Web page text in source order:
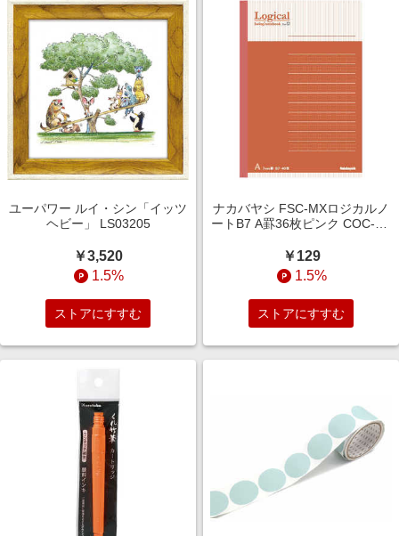
ユーパワー ルイ・シン「イッツ
ヘビー」 LS03205
￥3,520
1.5%
ストアにすすむ
ナカバヤシ FSC-MXロジカルノ
ートB7 A罫36枚ピンク COC-ノ-
￥129
1.5%
ストアにすすむ